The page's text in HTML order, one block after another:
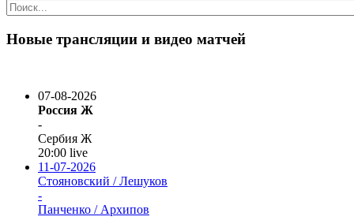
Новые трансляции и видео матчей
07-08-2026
Россия Ж
-
Сербия Ж
20:00 live
11-07-2026
Стояновский / Лешуков
-
Панченко / Архипов